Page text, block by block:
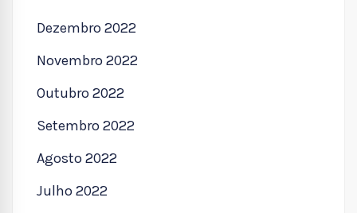
Dezembro 2022
Novembro 2022
Outubro 2022
Setembro 2022
Agosto 2022
Julho 2022